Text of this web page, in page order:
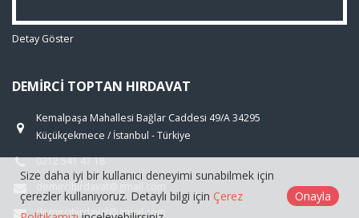
Detay Göster
DEMIRCI TOPTAN HIRDAVAT
Kemalpaşa Mahallesi Bağlar Caddesi 49/A 34295
Küçükçekmece / İstanbul - Türkiye
0212 541 47 18
demircihirdavat@gmail.com
demircihirdavat@gmail.com
Size daha iyi bir kullanıcı deneyimi sunabilmek için
çerezler kullanıyoruz. Detaylı bilgi için Çerez
Onayla